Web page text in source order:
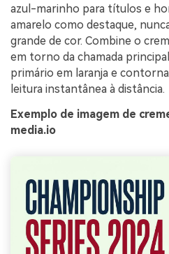
azul-marinho para títulos e
amarelo como destaque,
grande de cor. Combine o
em torno da chamada
primário em laranja e
leitura instantânea à distância.
Exemplo de imagem de
media.io